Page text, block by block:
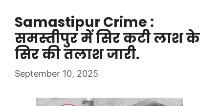
Samastipur Crime :
समस्तीपुर में सिर कटी लाश के
सिर की तलाश जारी.
September 10, 2025